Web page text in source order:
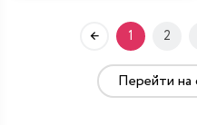
1 2